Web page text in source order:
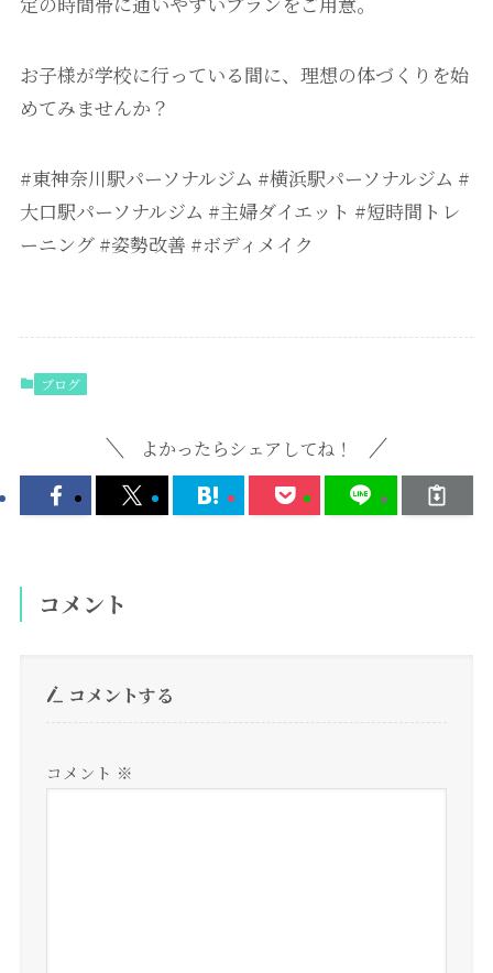
お子様が学校に行っている間に、理想の体づくりを始
めてみませんか？
#東神奈川駅パーソナルジム #横浜駅パーソナルジム #
大口駅パーソナルジム #主婦ダイエット #短時間トレ
ーニング #姿勢改善 #ボディメイク
ブログ
よかったらシェアしてね！
コメント
コメントする
コメント ※